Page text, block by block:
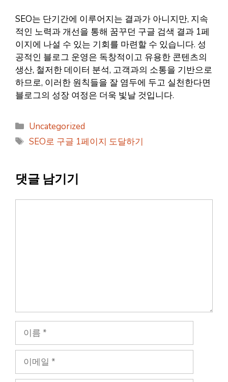
SEO는 단기간에 이루어지는 결과가 아니지만, 지속
적인 노력과 개선을 통해 꿈꾸던 구글 검색 결과 1페
이지에 나설 수 있는 기회를 마련할 수 있습니다. 성
공적인 블로그 운영은 독창적이고 유용한 콘텐츠의
생산, 철저한 데이터 분석, 고객과의 소통을 기반으로
하므로, 이러한 원칙들을 잘 염두에 두고 실천한다면
블로그의 성장 여정은 더욱 빛날 것입니다.
카
테
Uncategorized
태
SEO로 구글 1페이지 도달하기
댓글 남기기